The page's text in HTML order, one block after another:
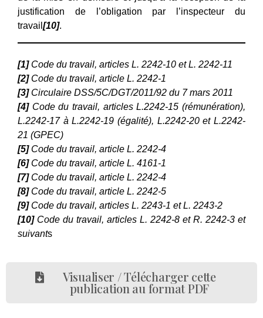
justification de l’obligation par l’inspecteur du
travail [10].
[1] Code du travail, articles L. 2242-10 et L. 2242-11
[2] Code du travail, article L. 2242-1
[3]Circulaire DSS/5C/DGT/2011/92 du 7 mars 2011
[4] Code du travail, articles L.2242-15 (rémunération),
L.2242-17 à L.2242-19 (égalité), L.2242-20 et L.2242-
21 (GPEC)
[5] Code du travail, article L. 2242-4
[6] Code du travail, article L. 4161-1
[7] Code du travail, article L. 2242-4
[8]Code du travail, article L. 2242-5
[9] Code du travail, articles L. 2243-1 et L. 2243-2
[10] Code du travail, articles L. 2242-8 et R. 2242-3 et
suivants
Visualiser / Télécharger cette
publication au format PDF